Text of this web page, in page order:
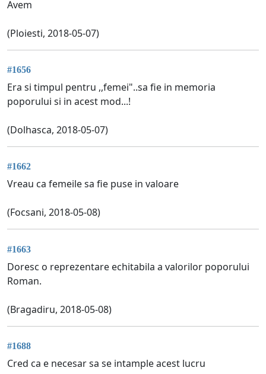
Avem
(Ploiesti, 2018-05-07)
#1656
Era si timpul pentru ,,femei"..sa fie in memoria
poporului si in acest mod...!
(Dolhasca, 2018-05-07)
#1662
Vreau ca femeile sa fie puse in valoare
(Focsani, 2018-05-08)
#1663
Doresc o reprezentare echitabila a valorilor poporului
Roman.
(Bragadiru, 2018-05-08)
#1688
Cred ca e necesar sa se intample acest lucru